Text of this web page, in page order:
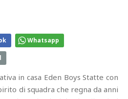
Whatsapp
in casa Eden Boys Statte con
di squadra che regna da anni